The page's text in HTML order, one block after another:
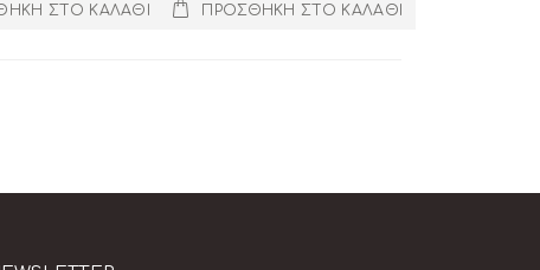
ΣΤΟ ΚΑΛΆΘΙ ΠΡΟΣΘΉΚΗ ΣΤΟ ΚΑΛΆΘΙ